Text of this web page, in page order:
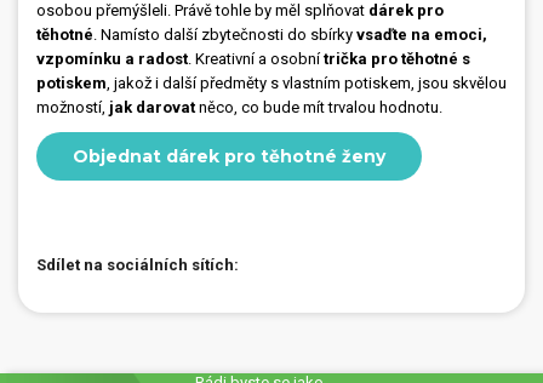
osobou přemýšleli. Právě tohle by měl splňovat dárek pro
těhotné. Namísto další zbytečnosti do sbírky vsaďte na emoci,
vzpomínku a radost. Kreativní a osobnítrička pro těhotné s
potiskem, jakož i další předměty s vlastním potiskem, jsou skvělou
možností, jak darovat něco, co bude mít trvalou hodnotu.
Objednat dárek pro těhotné ženy
Sdílet na sociálních sítích: